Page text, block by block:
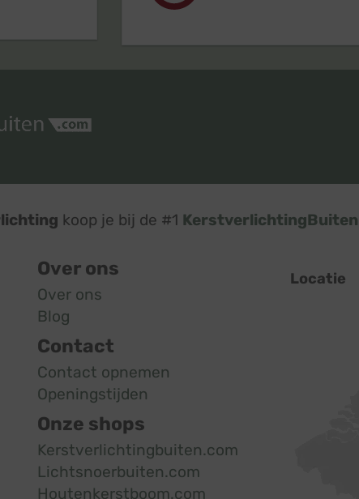
koop je bij de #1
Over ons
Over ons
Blog
Contact
Contact opnemen
Openingstijden
Onze shops
Kerstverlichtingbuiten.com
Lichtsnoerbuiten.com
Houtenkerstboom.com
Locatie